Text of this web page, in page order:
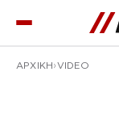
ΑΡΧΙΚΉ VIDEO